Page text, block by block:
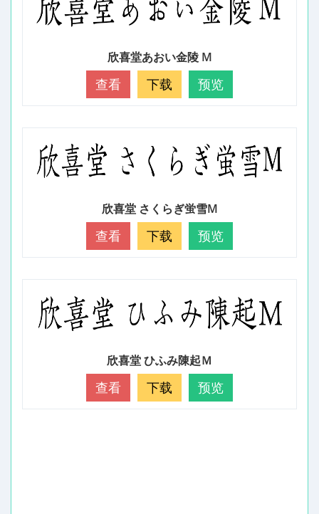
欣喜堂あおい金陵 M
查看 下载 预览
欣喜堂 さくらぎ蛍雪M
查看 下载 预览
欣喜堂 ひふみ陳起Ｍ
查看 下载 预览